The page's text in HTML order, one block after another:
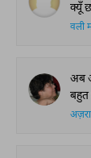
क्यूँ
वली
अब
बहुत